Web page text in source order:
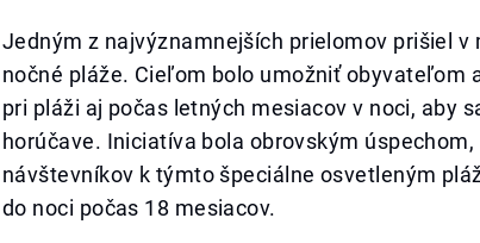
Jedným z najvýznamnejších prielomov prišiel v
nočné pláže. Cieľom bolo umožniť obyvateľom
pri pláži aj počas letných mesiacov v noci, aby
horúčave. Iniciatíva bola obrovským
návštevníkov k týmto špeciálne osvetleným
do noci počas 18 mesiacov.